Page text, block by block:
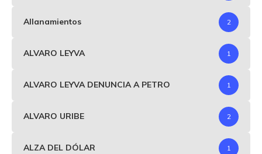
Allanamientos 2
ALVARO LEYVA 1
ALVARO LEYVA DENUNCIA A PETRO 1
ALVARO URIBE 2
ALZA DEL DÓLAR 1